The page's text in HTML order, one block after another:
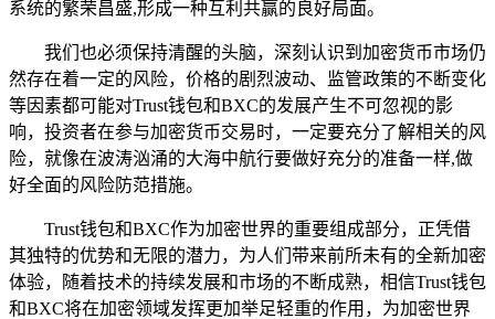
系统的繁荣昌盛,形成一种互利共赢的良好局面。
我们也必须保持清醒的头脑，深刻认识到加密货币市场仍
然存在着一定的风险，价格的剧烈波动、监管政策的不断变化
等因素都可能对Trust钱包和BXC的发展产生不可忽视的影
响，投资者在参与加密货币交易时，一定要充分了解相关的风
险，就像在波涛汹涌的大海中航行要做好充分的准备一样,做
好全面的风险防范措施。
Trust钱包和BXC作为加密世界的重要组成部分，正凭借
其独特的优势和无限的潜力，为人们带来前所未有的全新加密
体验，随着技术的持续发展和市场的不断成熟，相信Trust钱包
和BXC将在加密领域发挥更加举足轻重的作用，为加密世界